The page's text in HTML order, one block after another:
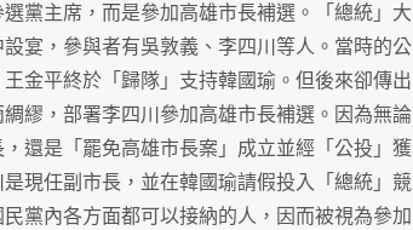
黨主席，而是參加高雄市長補選。「總統」大
宴，參與者有吳敦義、李四川等人。當時的公
金平終於「歸隊」支持韓國瑜。但後來卻傳出
繆，部署李四川參加高雄市長補選。因為無論
還是「罷免高雄市長案」成立並經「公投」獲
現任副市長，並在韓國瑜請假投入「總統」競
黨內各方面都可以接納的人，因而被視為參加